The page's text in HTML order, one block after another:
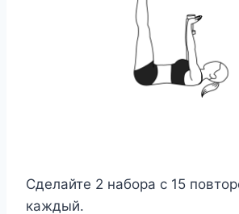
Сделайте 2 набора с 15
каждый.